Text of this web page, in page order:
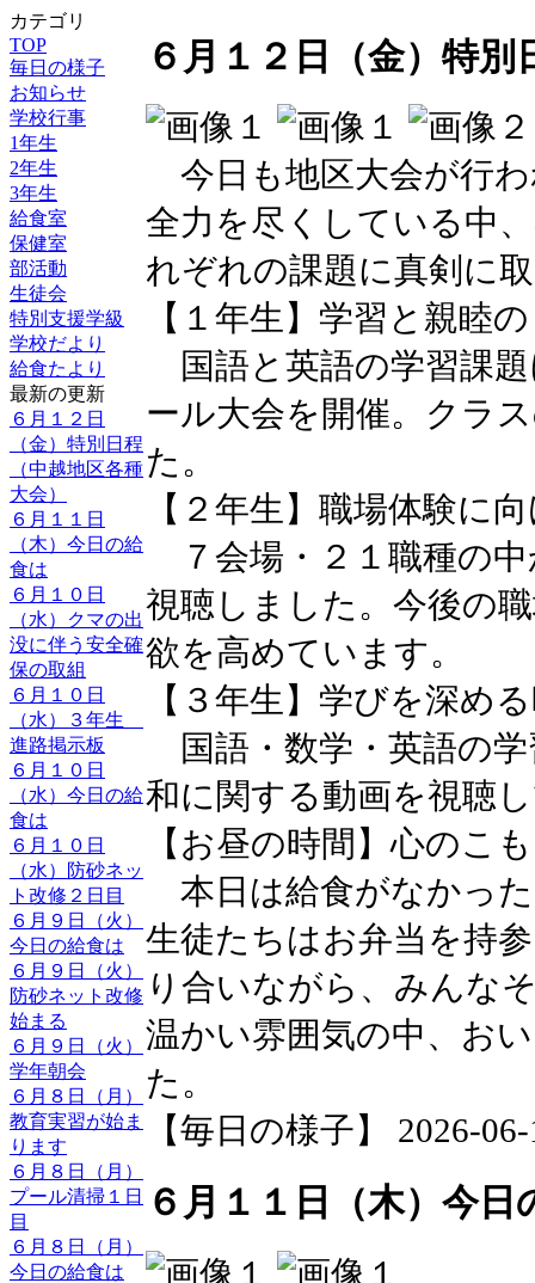
カテゴリ
TOP
毎日の様子
お知らせ
学校行事
1年生
2年生
3年生
給食室
保健室
部活動
生徒会
特別支援学級
学校だより
給食たより
最新の更新
６月１２日
（金）特別日程
（中越地区各種
大会）
６月１１日
（木）今日の給
食は
６月１０日
（水）クマの出
没に伴う安全確
保の取組
６月１０日
（水）３年生
進路掲示板
６月１０日
（水）今日の給
食は
６月１０日
（水）防砂ネッ
ト改修２日目
６月９日（火）
今日の給食は
６月９日（火）
防砂ネット改修
始まる
６月９日（火）
学年朝会
６月８日（月）
教育実習が始ま
ります
６月８日（月）
プール清掃１日
目
６月８日（月）
今日の給食は
６月１２日（金）特
今日も地区大会が行
全力を尽くしている中
れぞれの課題に真剣に
【１年生】学習と親睦
国語と英語の学習課
ール大会を開催。クラ
た。
【２年生】職場体験に
７会場・２１職種の
視聴しました。今後の
欲を高めています。
【３年生】学びを深め
国語・数学・英語の
和に関する動画を視聴
【お昼の時間】心のこ
本日は給食がなかっ
生徒たちはお弁当を持
り合いながら、みんな
温かい雰囲気の中、お
た。
【毎日の様子】 2026-
６月１１日（木）今日